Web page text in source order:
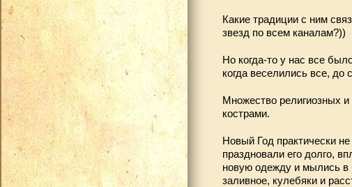
Какие традиции с ним
звезд по всем каналам?))
Но когда-то у нас все
когда веселились все,
Множество религиозных
кострами.
Новый Год практически
праздновали его долго,
новую одежду и мылись в
заливное, кулебяки и